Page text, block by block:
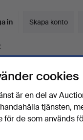
in Skapa konto
cookies
är en del av
tjänsten,
för de som används